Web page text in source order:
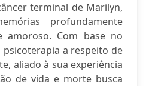
terminal de Marilyn,
profundamente
amoroso. Com base no
a respeito de
aliado à sua experiência
de vida e morte busca